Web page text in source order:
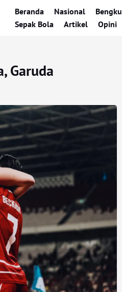
Beranda Nasional
Sepak Bola
Artikel Opini
Garuda